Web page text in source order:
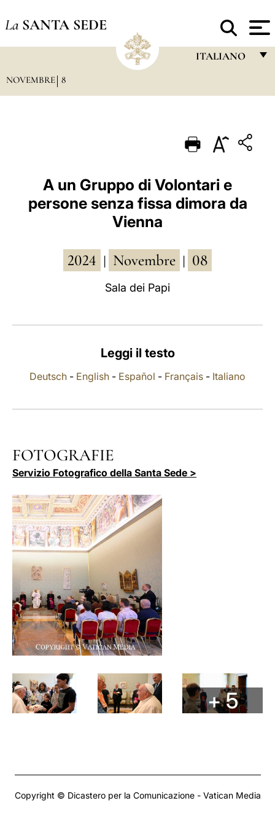
La SANTA SEDE
ITALIANO
PORTUGUÊS
ESPAÑOL
DEUTSCH
العربيّة
中文
NOVEMBRE 8
A un Gruppo di Volontari e
persone senza fissa dimora da
Vienna
2024 Novembre 08
Sala dei Papi
Leggi il testo
Deutsch - English - Español - Français - Italiano
FOTOGRAFIE
Servizio Fotografico della Santa Sede >
+ 5
Copyright © Dicastero per la Comunicazione - Vatican Media